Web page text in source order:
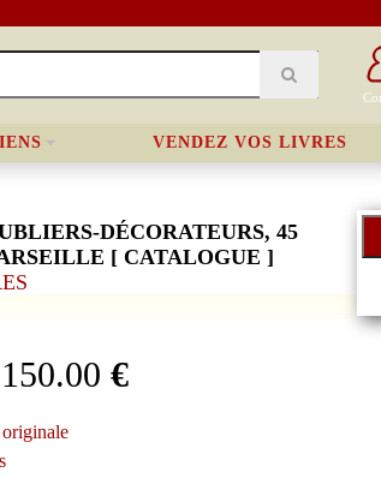
VENDEZ VOS LIVRES
DÉCORATEURS, 45
[ CATALOGUE ]
150.00 €